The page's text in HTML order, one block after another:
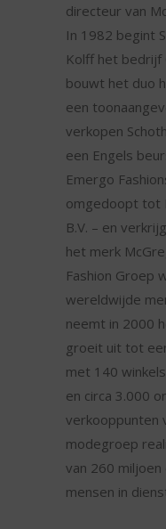
directeur van
In 1982 begint
Kolff het bedrijf
bouwt het duo
een
verkopen
een Engels
Emergo
omgedoopt tot
B.V. – en
het merk
Fashion Groep
wereldwijde
neemt in 2000
groeit uit tot
met 140
en circa 3.000
verkooppunten
modegroep
van 260
mensen in